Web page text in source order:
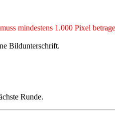
mindestens 1.000 Pixel
Bildunterschrift.
Runde.